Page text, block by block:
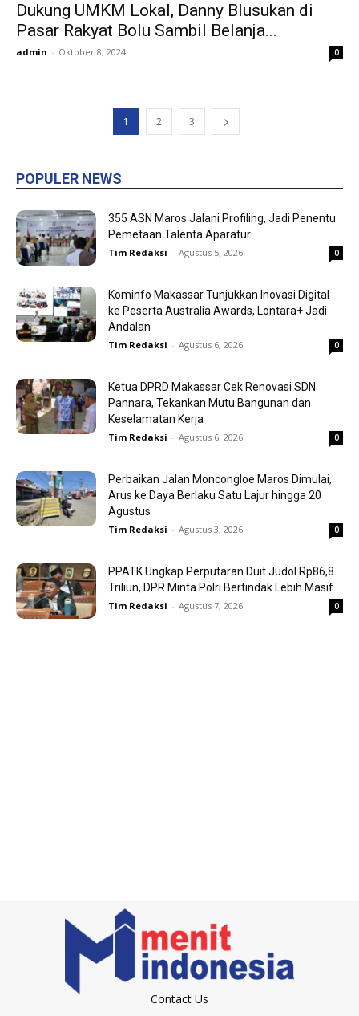
Dukung UMKM Lokal, Danny Blusukan di
Pasar Rakyat Bolu Sambil Belanja...
admin - Oktober 8, 2024 0
1 2 3
POPULER NEWS
355 ASN Maros Jalani Profiling, Jadi Penentu
Pemetaan Talenta Aparatur
Tim Redaksi - Agustus 5, 2026 0
Kominfo Makassar Tunjukkan Inovasi Digital
ke Peserta Australia Awards, Lontara+ Jadi
Andalan
Tim Redaksi - Agustus 6, 2026 0
Ketua DPRD Makassar Cek Renovasi SDN
Pannara, Tekankan Mutu Bangunan dan
Keselamatan Kerja
Tim Redaksi - Agustus 6, 2026 0
Perbaikan Jalan Moncongloe Maros Dimulai,
Arus ke Daya Berlaku Satu Lajur hingga 20
Agustus
Tim Redaksi - Agustus 3, 2026 0
PPATK Ungkap Perputaran Duit Judol Rp86,8
Triliun, DPR Minta Polri Bertindak Lebih Masif
Tim Redaksi - Agustus 7, 2026 0
Contact Us